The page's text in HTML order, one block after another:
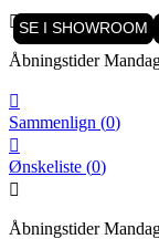

Åbningstider

Sammenlign (0)

Ønskeliste (0)

Åbningstider
SE I SHOWROOM
SE I SHOWROOM